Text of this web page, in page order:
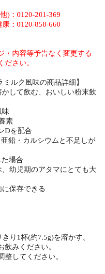
)：0120-201-369
：0120-858-660
・内容等予告なく変更する
ださい。
ルク風味の商品詳細】
して飲む、おいしい粉末飲
味
素
Dを配合
鉛・カルシウムと不足しが
場合
幼児期のアタマにとても大
保存できる
り1杯(約7.5g)を溶かす。
みください。
してください。